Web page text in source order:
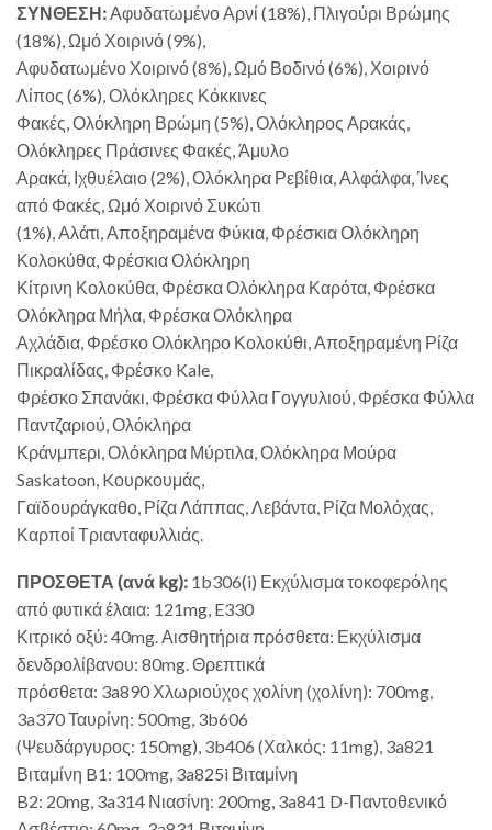
ΣΥΝΘΕΣΗ:Αφυδατωμένο Αρνί (18%), Πλιγούρι Βρώμης
(18%), Ωμό Χοιρινό (9%),
Αφυδατωμένο Χοιρινό (8%), Ωμό Βοδινό (6%), Χοιρινό
Λίπος (6%), Ολόκληρες Κόκκινες
Φακές, Ολόκληρη Βρώμη (5%), Ολόκληρος Αρακάς,
Ολόκληρες Πράσινες Φακές, Άμυλο
Αρακά, Ιχθυέλαιο (2%), Ολόκληρα Ρεβίθια, Αλφάλφα, Ίνες
από Φακές, Ωμό Χοιρινό Συκώτι
(1%), Αλάτι, Αποξηραμένα Φύκια, Φρέσκια Ολόκληρη
Κολοκύθα, Φρέσκια Ολόκληρη
Κίτρινη Κολοκύθα, Φρέσκα Ολόκληρα Καρότα, Φρέσκα
Ολόκληρα Μήλα, Φρέσκα Ολόκληρα
Αχλάδια, Φρέσκο Ολόκληρο Κολοκύθι, Αποξηραμένη Ρίζα
Πικραλίδας, Φρέσκο Kale,
Φρέσκο Σπανάκι, Φρέσκα Φύλλα Γογγυλιού, Φρέσκα Φύλλα
Παντζαριού, Ολόκληρα
Κράνμπερι, Ολόκληρα Μύρτιλα, Ολόκληρα Μούρα
Saskatoon, Kουρκουμάς,
Γαϊδουράγκαθο, Ρίζα Λάππας, Λεβάντα, Ρίζα Μολόχας,
Καρποί Τριανταφυλλιάς.
ΠΡΟΣΘΕΤΑ (ανά kg): 1b306(i) Εκχύλισμα τοκοφερόλης
από φυτικά έλαια: 121mg, E330
Κιτρικό οξύ: 40mg. Αισθητήρια πρόσθετα: Εκχύλισμα
δενδρολίβανου: 80mg. Θρεπτικά
πρόσθετα: 3a890 Χλωριούχος χολίνη (χολίνη): 700mg,
3a370 Ταυρίνη: 500mg, 3b606
(Ψευδάργυρος: 150mg), 3b406 (Χαλκός: 11mg), 3a821
Βιταμίνη B1: 100mg, 3a825i Βιταμίνη
B2: 20mg, 3a314 Νιασίνη: 200mg, 3a841 D-Παντοθενικό